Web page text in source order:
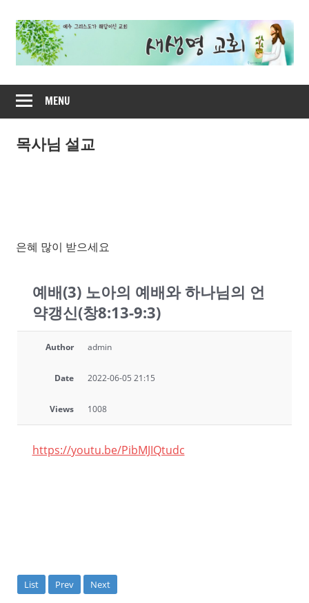
content
새
생
MENU
목사님 설교
은혜 많이 받으세요
예배(3) 노아의 예배와 하나님의 언
약갱신(창8:13-9:3)
Author admin
Date 2022-06-05 21:15
Views 1008
https://youtu.be/PibMJIQtudc
List Prev Next